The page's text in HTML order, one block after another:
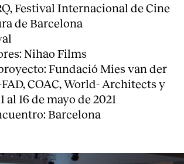
Festival Internacional de Cine
de Barcelona
Nihao Films
Fundació Mies van der
COAC, World- Architects y
al 16 de mayo de 2021
Barcelona